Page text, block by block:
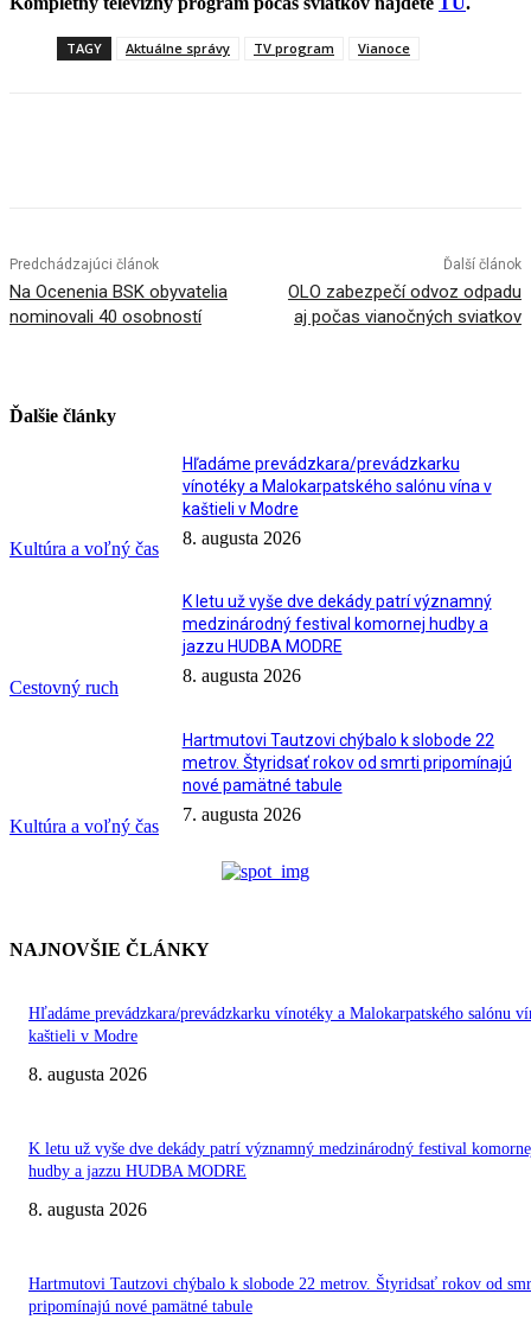
TAGY Aktuálne správy TV program Vianoce
Predchádzajúci článok
Na Ocenenia BSK obyvatelia
nominovali 40 osobností
Ďalší článok
OLO zabezpečí odvoz odpadu
aj počas vianočných sviatkov
Ďalšie články
Kultúra a voľný čas
Hľadáme prevádzkara/prevádzkarku
vínotéky a Malokarpatského salónu vína v
kaštieli v Modre
8. augusta 2026
Cestovný ruch
K letu už vyše dve dekády patrí významný
medzinárodný festival komornej hudby a
jazzu HUDBA MODRE
8. augusta 2026
Kultúra a voľný čas
Hartmutovi Tautzovi chýbalo k slobode 22
metrov. Štyridsať rokov od smrti pripomínajú
nové pamätné tabule
7. augusta 2026
NAJNOVŠIE ČLÁNKY
Hľadáme prevádzkara/prevádzkarku vínotéky a Malokarpatského salónu
kaštieli v Modre
8. augusta 2026
K letu už vyše dve dekády patrí významný medzinárodný festival
hudby a jazzu HUDBA MODRE
8. augusta 2026
Hartmutovi Tautzovi chýbalo k slobode 22 metrov. Štyridsať rokov od
pripomínajú nové pamätné tabule